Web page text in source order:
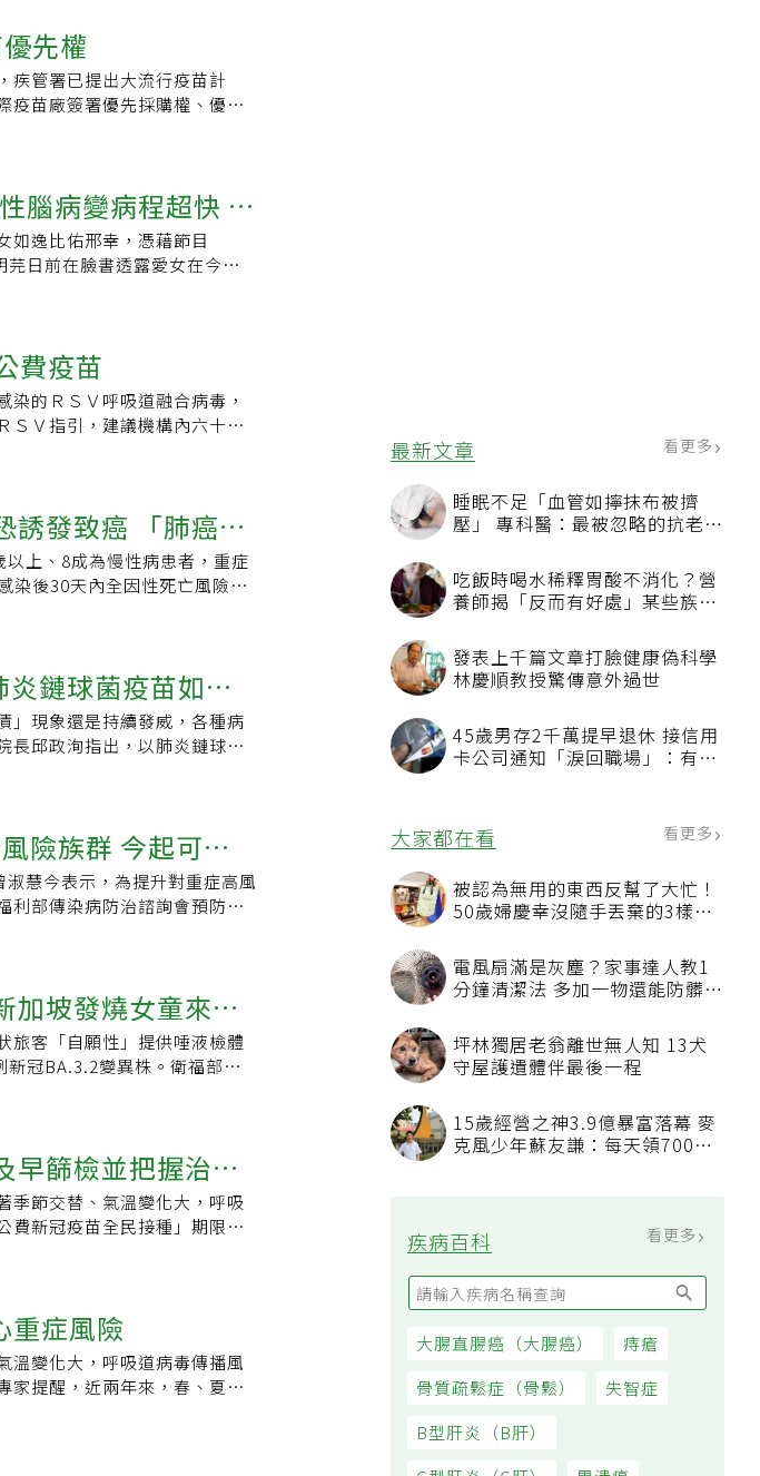
最新文章 看更多
睡眠不足「血管如擰抹布被擠
壓」 專科醫：最被忽略的抗老方
吃飯時喝水稀釋胃酸不消化？營
養師揭「反而有好處」某些族群
發表上千篇文章打臉健康偽科學
林慶順教授驚傳意外過世
45歲男存2千萬提早退休 接信用
卡公司通知「淚回職場」：有錢
大家都在看 看更多
被認為無用的東西反幫了大忙！
50歲婦慶幸沒隨手丟棄的3樣物
電風扇滿是灰塵？家事達人教1
分鐘清潔法 多加一物還能防髒汙
坪林獨居老翁離世無人知 13犬
守屋護遺體伴最後一程
15歲經營之神3.9億暴富落幕 麥
克風少年蘇友謙：每天領700元
疾病百科 看更多
大腸直腸癌（大腸癌）
痔瘡
骨質疏鬆症（骨鬆）
失智症
B型肝炎（B肝）
為，經歷多年疫情後，民眾
行都陷入恐慌。新冠病毒未
會應逐漸從疫情初期的高度
點不必放在每一次感染都過
重症率明顯上升的新變化；至
且間隔6個月，應再接種第2
台灣目前正值日本腦炎流行
病例，今年累計5例，雖然低
住或活動地點鄰近水稻田、
高燒、劇烈頭痛、意識混亂、
關節痛、噁心或皮疹，應主
反而出現腹痛、持續嘔吐、嗜
刻就醫。面對來勢洶洶的病
，更危險的是我們以為「睡
。夏季防病毒，請記住五件
醫。
毒確診人次比率達疫情流行閾
後，約為一個月至一個半月進
計，2023年夏季新冠疫情高
、6月間有7萬多人次，預計今
中國大陸、日本、南韓、香港
到了隔年夏季，整體免疫保
其次，新冠病毒持續演化，這
苗或感染者仍可能再次感
與長時間待在空調室內等因
感染後發生重症及死亡風
發重症本土病例，其中18例
病史者占83.8%為多，
率上升，除東地中海呈下降
國、香港、日本、韓國及新加
現，接種當季新冠疫苗，可在
50%，因新冠病毒至急診或緊
曾淑慧提醒，民眾出入醫療照
良場所時，建議自主佩戴口
的新冠快篩陽性者開立抗病
先權
疾管署已提出大流行疫苗計
疫苗廠簽署優先採購權、優先
防疫情擊垮台灣競爭力。後
武器。國際組織流行病預防創
開發才能抑制大流行傳染狀
在一一五年中央政府總預算
元，這也是打造後疫情時代防
三個月內阻斷疫情傳播，各
供應鏈，在現有技術中，只
ＮＡ物理性質穩定且一致，
常「嬌嫩」，若改變一個胺基
產生免疫反應，以現代基因
常容易，科學家約一周就能找
能的。黃立民指出，新冠病
株速度產出疫苗，而蛋白質疫
技術初期研發得突破ｍＲＮＡ
能力，台灣也由國家成立研
耗費鉅資，如何「養活」完整
閒置是否引來批評，因此，各
黃立民建議，台灣可參考日本
過一百卅一億劑的ｍＲＮＡ
全性與蛋白質疫苗相當。目
包括流感疫苗與ＲＳＶ（呼
眾無須太擔心副作用問題。
腦病變病程超快 醫
如逸比佑邢幸，憑藉節目
日前在臉書透露愛女在今年3
不振，但意識清醒、還能聊
搐，趕緊請護理師來看，直
⋯」。詹明芫說，急性壞死
還有一點點的咳嗽，但並沒
，在咳嗽的期間去診所看
壞死性腦病變」是怎麼回
或「急性壞死性腦病
種高死亡率的急性腦病變，
他如登革熱病毒、新冠病
易感性也有可能。根據疾管
1–2%出現腦炎症狀，然而其最
40%。根據《台灣兒童急診醫
醫師撰文指出，目前普遍認為
昌騰指出，ANE腦部病變表
乏特異性表現，呼吸道症狀
燒後迅速出現抽搐發作和昏
加重。嚴重者隨病情進展可很
能會覺得，孩子發燒、嗜睡
，一定要提高警覺。•發燒超
吐，甚至無法清醒因為這些
療期，孩子的腦部可能會遭受
下嚴重的神經後遺症，如智能
防。張家銘也建議，每年接種
風險，減少免疫風暴發生的機
【資料來源】．《疾管
書粉絲專頁．《台灣兒童急
費疫苗
的ＲＳＶ呼吸道融合病毒，
ＳＶ指引，建議機構內六十歲
要列入下一波的政策討論。
，明確指出，人類是ＲＳＶ的
歲以下的嬰幼兒外，同時也
體。且感染後無終身免疫，仍
及人員要勤洗手、不共用餐
血管疾病、肝臟、腎臟等慢
發生。對感染科醫師而言，Ｒ
長陳宜君指出，在新冠疫情期
Ｖ在群體戴口罩的情形下，仍
ＲＳＶ住院，調查後才發現
症患者花了很多醫療資源及
房，這個不起眼的病毒就有
苗政策有先後順序，目前新冠
，而肺炎鏈球菌疫苗政策也已
苗的方式，讓長照機構的住
病的民眾，一旦感染ＲＳＶ
付大量醫療費用外，也排擠到
形下，再多的醫院病床，都塞
，新冠，ＲＳＶ），進行定
篩檢措施，才能防止未來的
度很快，政府在政策資源上
關是長照司，但感染管制及疫
討論，包括人力、物資、經費
誘發致癌 「肺癌發
上、8成為慢性病患者，重症
染後30天內全因性死亡風險，
異已在地化，由大流行轉為
大公共衛生學院教授陳秀熙表
毒共存狀態，根據2023年至
主要受影響為高風險族群。陳
了增加肺癌風險約3.2倍外，
病例數仍然可觀。疾管署統
例，與流感不相上下。其中，
患者，新冠重症患者死亡率高
峰義表示，2024年發表的台灣
著體內抗體濃度隨時間衰退，
。中華民國基層醫療協會理
的態勢，包括流感病毒（A
）及副流感病毒同時或交替在
表現難以鑑別。面臨可能的夏
療院所備有三合一檢測工具
。目前公費新冠疫苗剩餘約
歲原住民、滿6個月以上且有
苗，2劑間隔180天；其中65
炎鏈球菌疫苗如
」現象還是持續發威，各種病
長邱政洵指出，以肺炎鏈球菌
樣重要。邱政洵解釋，目前
吸道融合病毒（RSV）與肺
毒（RSV）的感染，病毒會
肺炎鏈球菌可能因此趁虛而
所幸，近年來，民眾雖然對
症，建議應積極配合施打，
疫苗推出全新劑型 醫：僅須
年起已將肺炎鏈球菌疫苗納入
健康帶來正面成效。而成人疫
劑施打；然而，自今年起，
產生足夠保護力，大幅提升
向調整，正是為了減低接種
。接種疫苗如同「買保險」！
球菌的威脅，民眾不應抱持
會隨年齡老化，並非身體硬
若等到生病才後悔，情況就
僅在於保護自身健康，更在於
整個家庭的照顧負擔、生產力
效果，當疾病來襲，不會措
險族群 今起可
慧今表示，為提升對重症高風
利部傳染病防治諮詢會預防接
接種新冠疫苗是2025年10
醫，X光顯示肺炎並收治於一
轉到加護病房，目前住院約3
，疾管署提供公費新冠疫苗，
月就符合可施打資格，他提
者約有75萬人，可於今年4
第13周新冠門急診就診計904
重症本土病例，無新增本土病
例，其中10例死亡，重症病例
下降。全球目前流行變異株
日本則以NB.1.8.1占比為
診就診計8萬8740人次，較前
H1N1、2例H3N2、2例B型及
社區中流行呼吸道病原體以流
加坡發燒女童來台
旅客「自願性」提供唾液檢體
冠BA.3.2變異株。衛福部疾
誠說，檢出個案為新加坡籍
旅遊，個案因發燒至38.5
體篩檢，經送疾管署研檢中心
，來台旅遊為3月14日至20
新冠疫苗。林明誠說，經
倍，第9周至第12周定醫平
二高的縣，僅次於岩手縣，
。林明誠說，依世界衛生組織
，呼籲新冠重症高風險族群，
早篩檢並把握治療
季節交替、氣溫變化大，呼吸
費新冠疫苗全民接種」期限至
道融合病毒（RSV）等多種
不同的感染，擬定相對應的
占多數，在日、韓，以
解釋，新冠病毒的演化雖是
高風險族群感染後仍存在急
意識改變等。即便正值壯
症風險
溫變化大，呼吸道病毒傳播風
家提醒，近兩年來，春、夏季
冠再加上流感，呼吸道融合病